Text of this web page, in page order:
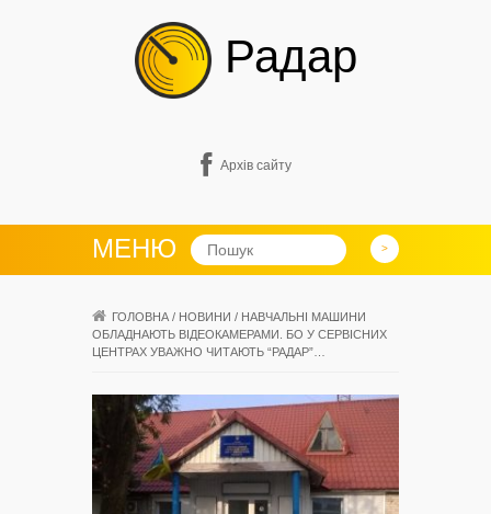
Радар
Архів сайту
МЕНЮ
ГОЛОВНА / НОВИНИ / НАВЧАЛЬНІ МАШИНИ
ОБЛАДНАЮТЬ ВІДЕОКАМЕРАМИ. БО У СЕРВІСНИХ
ЦЕНТРАХ УВАЖНО ЧИТАЮТЬ “РАДАР”…